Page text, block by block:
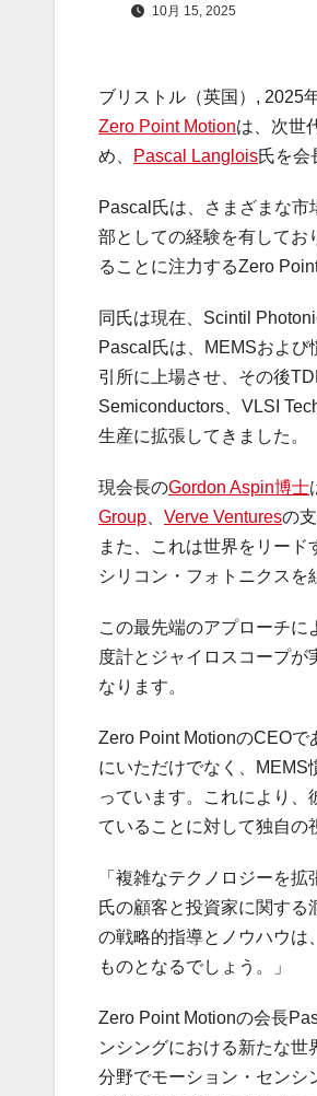
10月 15, 2025
ブリストル（英国） , 2025
Zero Point Motionは、次世
め、
Pascal Langlois氏を会
Pascal氏は、さまざまな
部としての経験を有してお
ることに注力するZero
同氏は現在、Scintil
Pascal氏は、MEMSおよ
引所に上場させ、その後
Semiconductors、VLSI
生産に拡張してきました。
現会長のGordon Aspin博士
Group
Verve Venturesの
また、これは世界をリー
シリコン・フォトニクスを
この最先端のアプローチ
度計とジャイロスコープ
なります。
Zero Point MotionのCEOで
にいただけでなく、MEMS
っています。これにより
ていることに対して独自の
「複雑なテクノロジーを
氏の顧客と投資家に関す
の戦略的指導とノウハウは
ものとなるでしょう。」
Zero Point Motionの会長
ンシングにおける新たな
分野でモーション・センシ